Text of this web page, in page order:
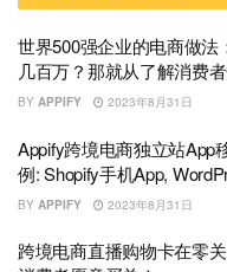
世界500强企业的电商做
几百万？那就从了解消费者
BY APPIFY 2023年8月31日
Appify跨境电商独立站App
例: Shopify手机App,
BY APPIFY 2023年8月31日
跨境电商直播购物卡在零